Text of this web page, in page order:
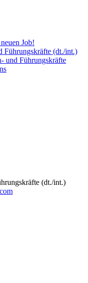
Job!
Führungskräfte (dt./int.)
und Führungskräfte